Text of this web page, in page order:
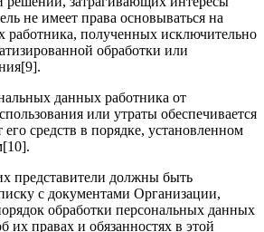
не имеет права основываться на
работника, полученных исключительно
обработки или
данных работника от
или утраты обеспечивается
его средств в порядке, установленном
представители должны быть
с документами Организации,
обработки персональных данных
их правах и обязанностях в этой